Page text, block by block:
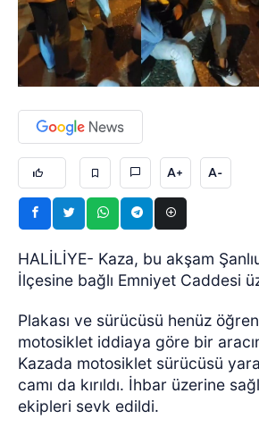
A+ A-
HALİLİYE- Kaza, bu akşam
İlçesine bağlı Emniyet Caddesi
Plakası ve sürücüsü henüz
motosiklet iddiaya göre bir
Kazada motosiklet sürücüsü
camı da kırıldı. İhbar üzerine
ekipleri sevk edildi.